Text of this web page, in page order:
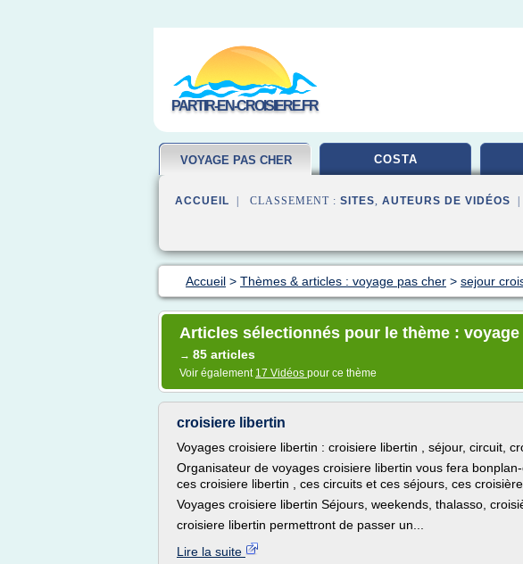
PARTIR-EN-CROISIERE.FR
VOYAGE PAS CHER COSTA
ACCUEIL | CLASSEMENT : SITES, AUTEURS DE VIDÉOS |
Accueil > Thèmes & articles : voyage pas cher > sejour
Articles sélectionnés pour le thème :
→ 85 articles
Voir également 17 Vidéos pour ce thème
croisiere libertin
Voyages croisiere libertin : croisiere libertin , séjour, circuit,
Organisateur de voyages croisiere libertin vous fera
ces croisiere libertin , ces circuits et ces séjours, ces
Voyages croisiere libertin Séjours, weekends, thalasso,
croisiere libertin permettront de passer un...
Lire la suite